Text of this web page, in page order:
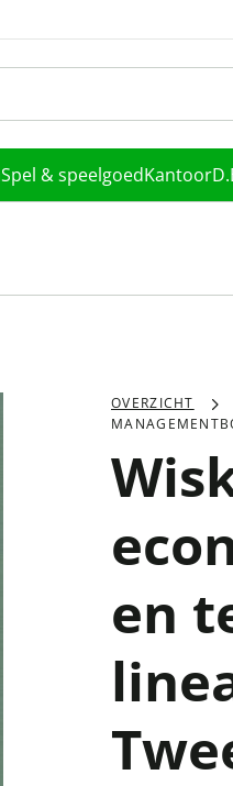
Spel & speelgoedKantoor
OVERZICHT
en